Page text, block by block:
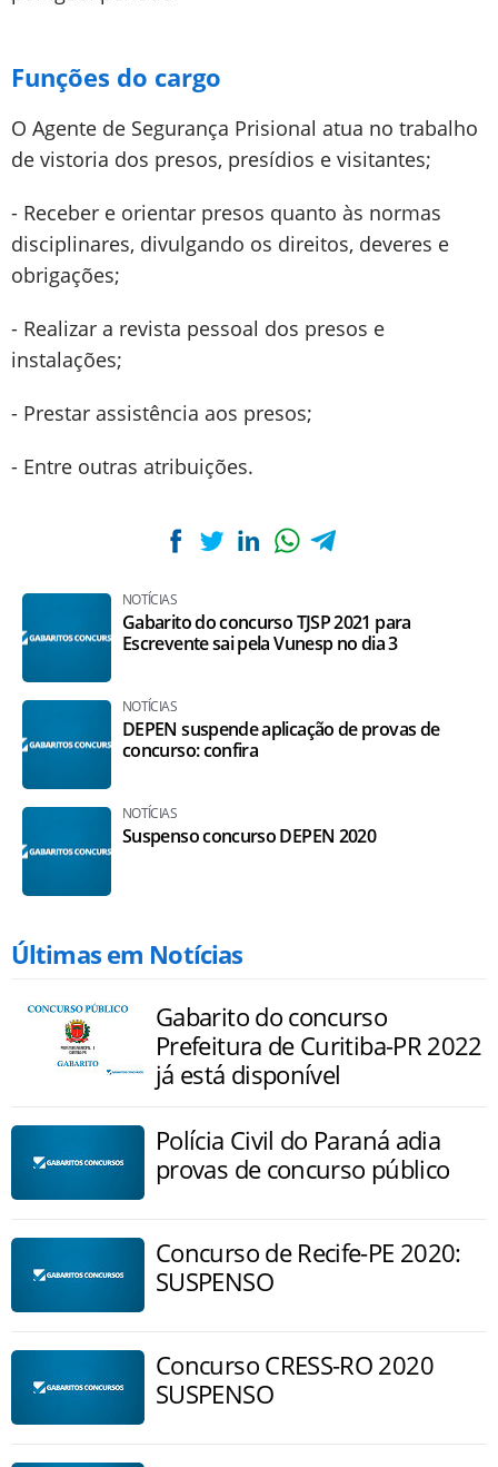
Funções do cargo
O Agente de Segurança Prisional atua no trabalho
de vistoria dos presos, presídios e visitantes;
- Receber e orientar presos quanto às normas
disciplinares, divulgando os direitos, deveres e
obrigações;
- Realizar a revista pessoal dos presos e
instalações;
- Prestar assistência aos presos;
- Entre outras atribuições.
NOTÍCIAS
Gabarito do concurso TJSP 2021 para
Escrevente sai pela Vunesp no dia 3
NOTÍCIAS
DEPEN suspende aplicação de provas de
concurso: confira
NOTÍCIAS
Suspenso concurso DEPEN 2020
Últimas em Notícias
Gabarito do concurso
Prefeitura de Curitiba-PR 2022
já está disponível
Polícia Civil do Paraná adia
provas de concurso público
Concurso de Recife-PE 2020:
SUSPENSO
Concurso CRESS-RO 2020
SUSPENSO